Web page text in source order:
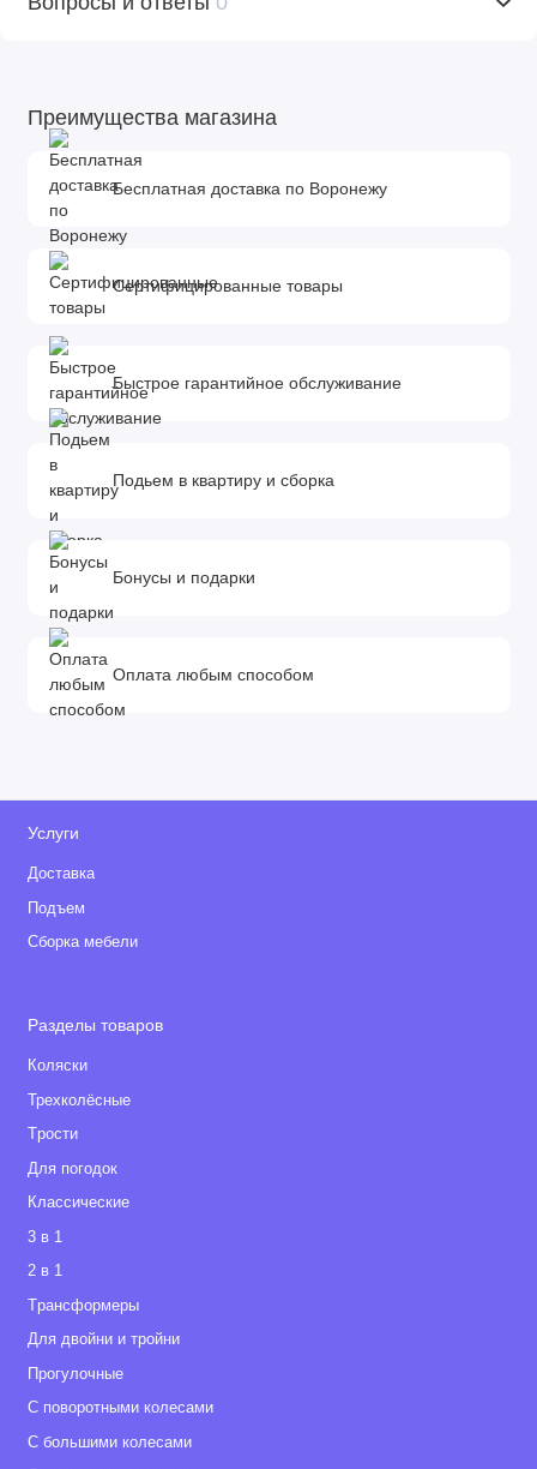
Преимущества магазина
Бесплатная доставка по Воронежу
Сертифицированные товары
Быстрое гарантийное обслуживание
Подьем в квартиру и сборка
Бонусы и подарки
Оплата любым способом
Услуги
Доставка
Подъем
Сборка мебели
Разделы товаров
Коляски
Трехколёсные
Tрости
Для погодок
Классические
3 в 1
2 в 1
Tрансформеры
Для двойни и тройни
Прогулочные
С поворотными колесами
С большими колесами